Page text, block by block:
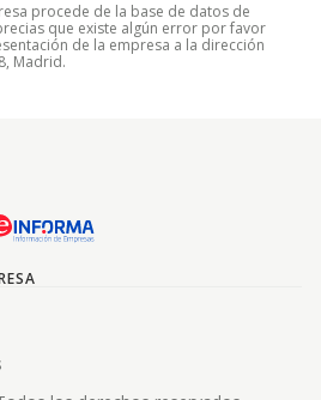
procede de la base de datos de
que existe algún error por favor
de la empresa a la dirección
Madrid.